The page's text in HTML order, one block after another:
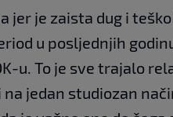
jer je zaista dug i
u posljednjih
u. To je sve trajalo
jedan studiozan